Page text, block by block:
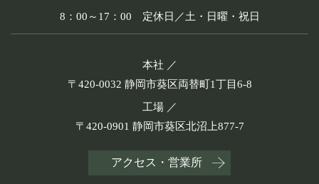
8：00～17：00 定休日／土・日曜・祝日
本社 ／
〒420-0032 静岡市葵区両替町1丁目6-8
工場 ／
〒420-0901 静岡市葵区北沼上877-7
アクセス・営業所